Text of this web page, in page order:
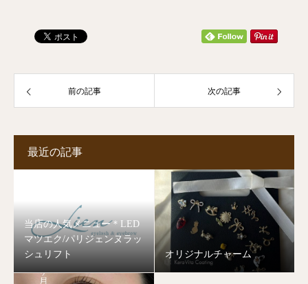
前の記事 次の記事
最近の記事
当店の人気メニュー＊LED
マツエク/パリジェンヌラッ
シュリフト
オリジナルチャーム